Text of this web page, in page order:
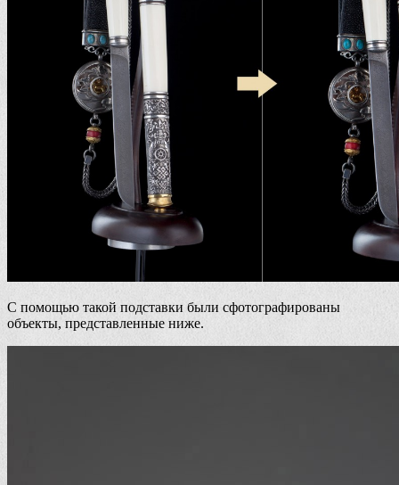
С помощью такой подставки были сфотографированы
объекты, представленные ниже.